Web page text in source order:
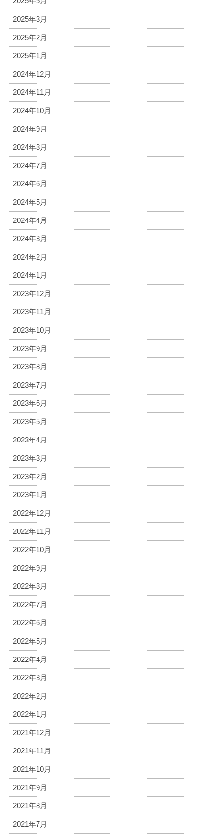
2025年3月
2025年2月
2025年1月
2024年12月
2024年11月
2024年10月
2024年9月
2024年8月
2024年7月
2024年6月
2024年5月
2024年4月
2024年3月
2024年2月
2024年1月
2023年12月
2023年11月
2023年10月
2023年9月
2023年8月
2023年7月
2023年6月
2023年5月
2023年4月
2023年3月
2023年2月
2023年1月
2022年12月
2022年11月
2022年10月
2022年9月
2022年8月
2022年7月
2022年6月
2022年5月
2022年4月
2022年3月
2022年2月
2022年1月
2021年12月
2021年11月
2021年10月
2021年9月
2021年8月
2021年7月